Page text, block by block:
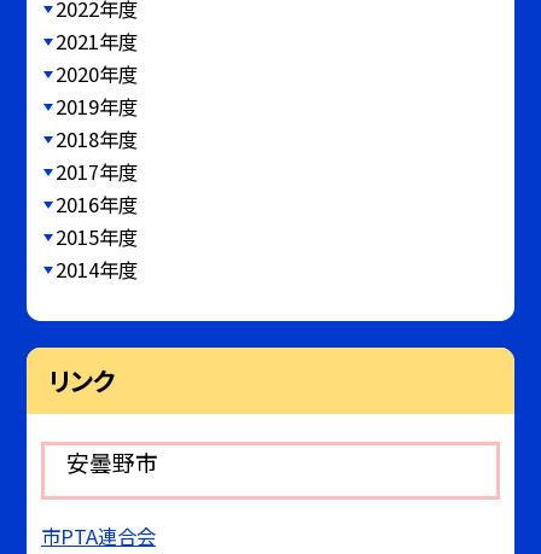
2022年度
2021年度
2020年度
2019年度
2018年度
2017年度
2016年度
2015年度
2014年度
リンク
安曇野市
市PTA連合会